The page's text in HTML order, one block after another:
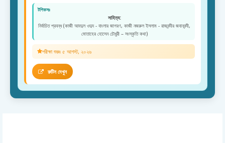
টপিকসঃ
সাহিত্য:
নির্বাচিত প্রবন্ধ (কাজী আবদুল ওদুদ - বাংলার জাগরণ, কাজী নজরুল ইসলাম - রাজবন্দীর জবানবন্দী,
মোতাহের হোসেন চৌধুরী – সংস্কৃতি কথা)
পরীক্ষা শুরুঃ ৫ আগস্ট, ২০২৬
রুটিন দেখুন